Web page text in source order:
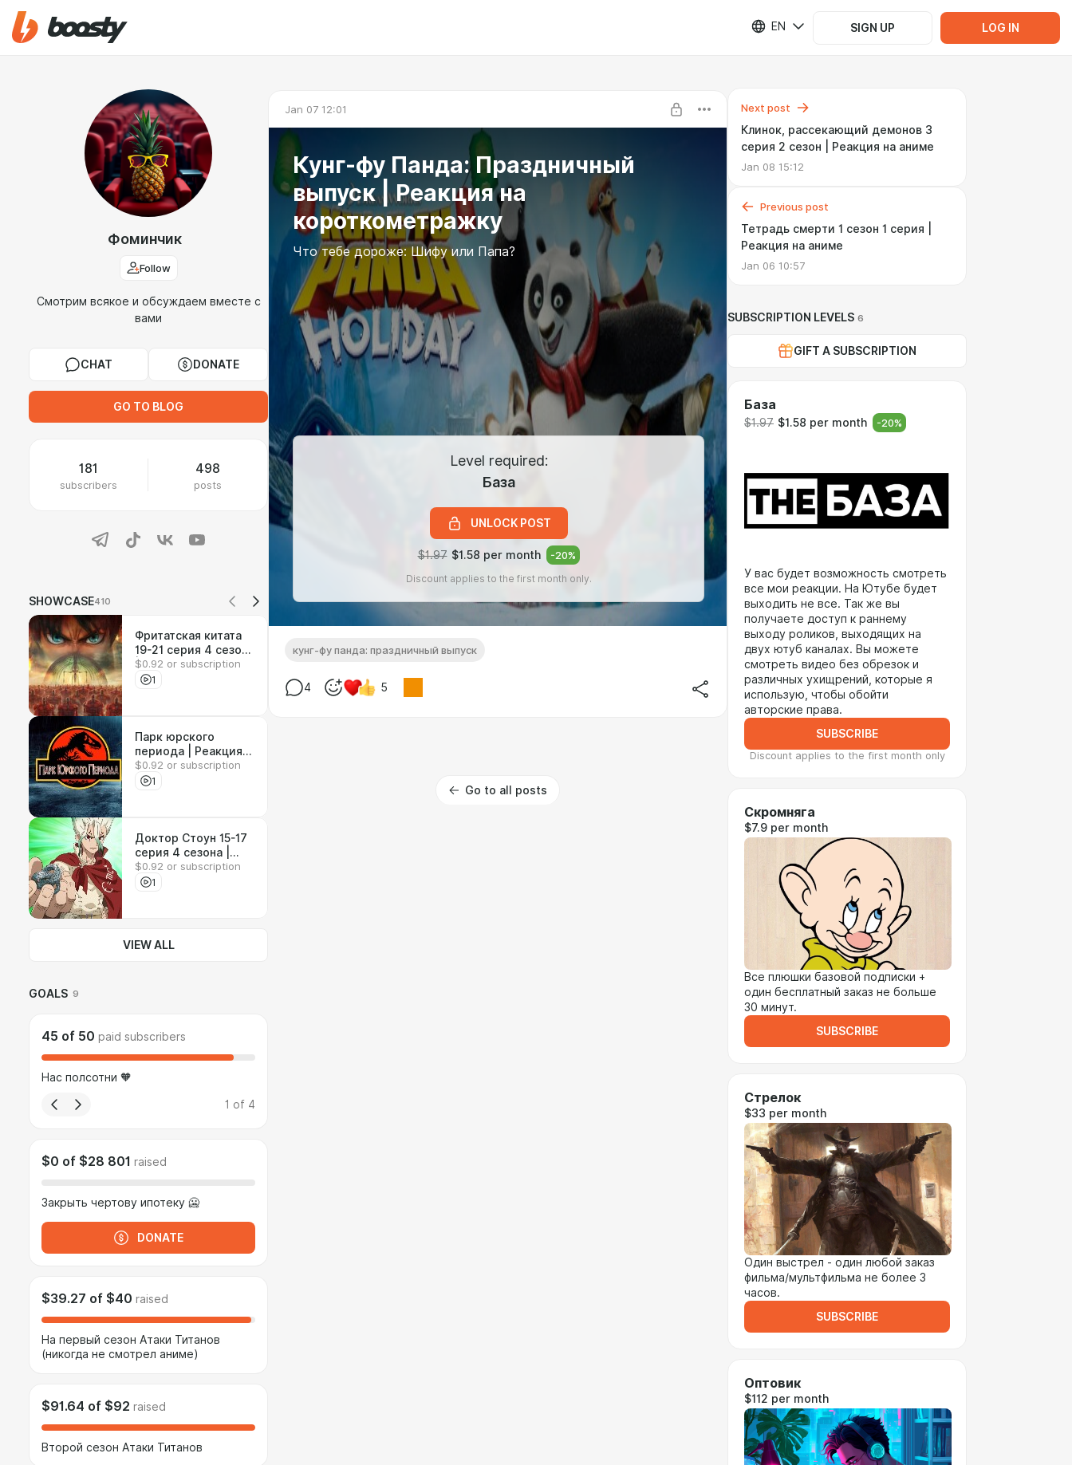
EN SIGN UP LOG IN
Фоминчик
Follow
Смотрим всякое и обсуждаем вместе с
вами
CHAT DONATE
GO TO BLOG
181
subscribers
498
posts
SHOWCASE410
Фритатская китата
19-21 серия 4 сезон
| Реакция на аниме
$0.92 or subscription
1
Парк юрского
периода | Реакция
на фильм
$0.92 or subscription
1
Доктор Стоун 15-17
серия 4 сезона |
Реакция на аниме
$0.92 or subscription
1
VIEW ALL
GOALS 9
45 of 50 paid subscribers
Нас полсотни 🧡
1 of 4
$0 of $28 801 raised
Закрыть чертову ипотеку 🥶
DONATE
$39.27 of $40 raised
На первый сезон Атаки Титанов
(никогда не смотрел аниме)
$91.64 of $92 raised
Второй сезон Атаки Титанов
Jan 07 12:01
Кунг-фу Панда: Праздничный
выпуск | Реакция на
короткометражку
Что тебе дороже: Шифу или Папа?
Level required:
База
UNLOCK POST
$1.97 $1.58 per month -20%
Discount applies to the first month only.
кунг-фу панда: праздничный выпуск
4 5
Go to all posts
Next post
Клинок, рассекающий демонов 3
серия 2 сезон | Реакция на аниме
Jan 08 15:12
Previous post
Тетрадь смерти 1 сезон 1 серия |
Реакция на аниме
Jan 06 10:57
SUBSCRIPTION LEVELS 6
GIFT A SUBSCRIPTION
База
$1.97 $1.58 per month -20%
У вас будет возможность смотреть
все мои реакции. На Ютубе будет
выходить не все. Так же вы
получаете доступ к раннему
выходу роликов, выходящих на
двух ютуб каналах. Вы можете
смотреть видео без обрезок и
различных ухищрений, которые я
использую, чтобы обойти
авторские права.
SUBSCRIBE
Discount applies to the first month only
Скромняга
$7.9 per month
Все плюшки базовой подписки +
один бесплатный заказ не больше
30 минут.
SUBSCRIBE
Стрелок
$33 per month
Один выстрел - один любой заказ
фильма/мультфильма не более 3
часов.
SUBSCRIBE
Оптовик
$112 per month